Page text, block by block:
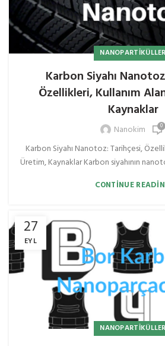
NANOPARTIKÜLLER
Karbon Siyahı
Özellikleri, Kullanım
Kaynaklar
Nanokim 0
Karbon Siyahı Nanotoz: Tarihçesi,
Üretim, Kaynaklar Karbon siyahının
CONTINUE
27
EYL
NANOPARTIKÜLLER